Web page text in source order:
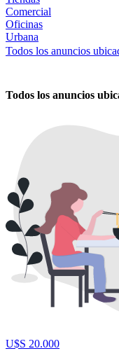
Comercial
Oficinas
Urbana
Todos los anuncios
Todos los anuncios
U$S 20.000